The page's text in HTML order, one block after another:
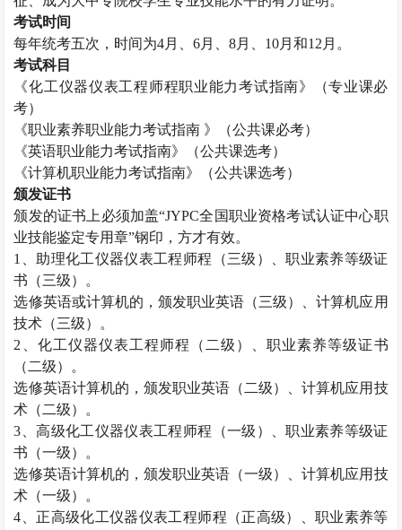
考试时间
每年统考五次，时间为4月、6月、8月、 10月和12 月。
考试科目
《化工仪器仪表工程师程职业能力考试指南》（专业课必
考）
《职业素养职业能力考试指南 》（公共课必考）
《英语职业能力考试指南》（公共课选考）
《计算机职业能力考试指南》（公共课选考）
颁发证书
颁发的证书上必须加盖“JYPC全国职业资格考试认证中心职
业技能鉴定专用章”钢印，方才有效。
1
、助理化工仪器仪表工程师程（三级）、职业素养等级证
书（三级）。
选修英语或计算机的，颁发职业英语（三级）、计算机应用
技术（三级）。
2 、化工仪器仪表工程师程（二级）、职业素养等级证书
（二级）。
选修英语计算机的，颁发职业英语（二级）、计算机应用技
术（二级）。
3 、高级化工仪器仪表工程师程（一级）、职业素养等级证
书（一级）。
选修英语计算机的，颁发职业英语（一级）、计算机应用技
术（一级）。
4 、正高级化工仪器仪表工程师程（正高级）、职业素养等